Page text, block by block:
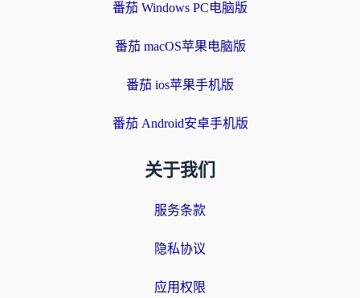
番茄 Windows PC电脑版
番茄 macOS苹果电脑版
番茄 ios苹果手机版
番茄 Android安卓手机版
关于我们
服务条款
隐私协议
应用权限